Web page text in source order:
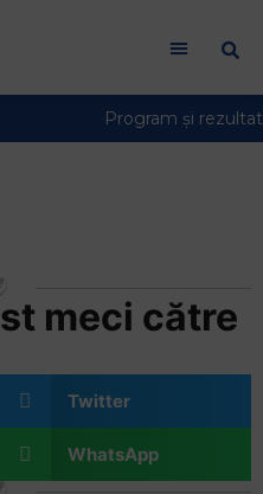
meci către
Twitter
WhatsApp